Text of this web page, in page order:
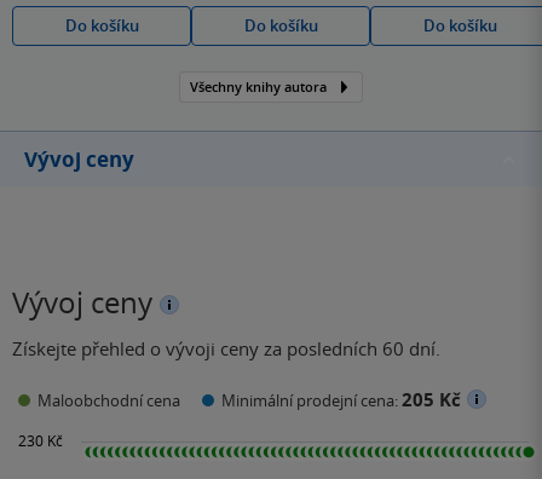
Do košíku
Do košíku
Do košíku
Všechny knihy autora
Vývoj ceny
Vývoj ceny
Získejte přehled o vývoji ceny za posledních 60 dní.
Maloobchodní cena Minimální prodejní cena:205 Kč